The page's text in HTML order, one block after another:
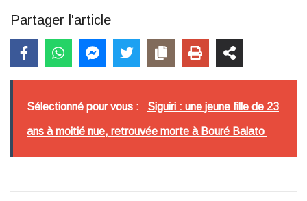
Partager l'article
Sélectionné pour vous : Siguiri : une jeune fille de 23
ans à moitié nue, retrouvée morte à Bouré Balato